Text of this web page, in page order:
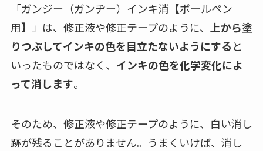
「ガンジー（ガンヂー）インキ消【ボールペン
用】」は、修正液や修正テープのように、 上から塗
りつぶしてインキの色を目立たないようにすると
いったものではなく、 インキの色を化学変化によ
って消します。
そのため、修正液や修正テープのように、白い消し
跡が残ることがありません。うまくいけば、消し